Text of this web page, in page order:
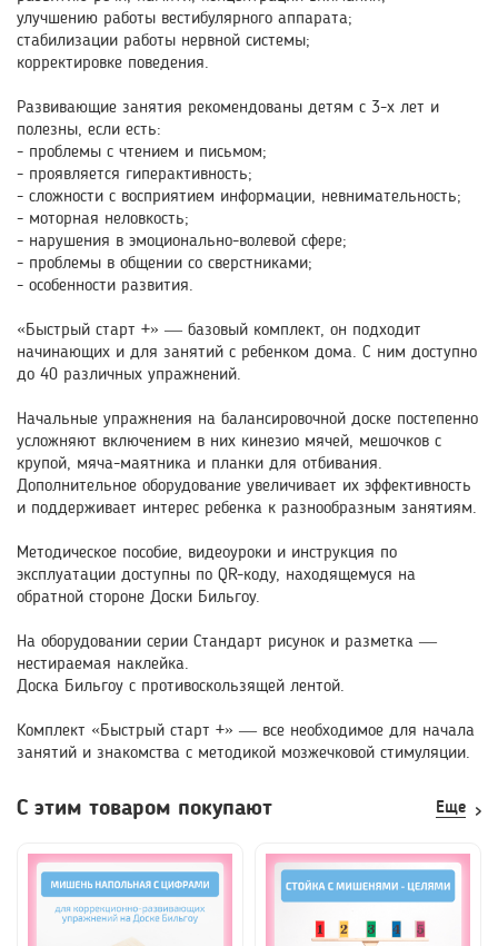
улучшению работы вестибулярного аппарата;
стабилизации работы нервной системы;
корректировке поведения.
Развивающие занятия рекомендованы детям с 3-х лет и
полезны, если есть:
- проблемы с чтением и письмом;
- проявляется гиперактивность;
- сложности с восприятием информации, невнимательность;
- моторная неловкость;
- нарушения в эмоционально-волевой сфере;
- проблемы в общении со сверстниками;
- особенности развития.
«Быстрый старт +» — базовый комплект, он подходит
начинающих и для занятий с ребенком дома. С ним доступно
до 40 различных упражнений.
Начальные упражнения на балансировочной доске постепенно
усложняют включением в них кинезио мячей, мешочков с
крупой, мяча-маятника и планки для отбивания.
Дополнительное оборудование увеличивает их эффективность
и поддерживает интерес ребенка к разнообразным занятиям.
Методическое пособие, видеоуроки и инструкция по
эксплуатации доступны по QR-коду, находящемуся на
обратной стороне Доски Бильгоу.
На оборудовании серии Стандарт рисунок и разметка —
нестираемая наклейка.
Доска Бильгоу с противоскользящей лентой.
Комплект «Быстрый старт +» — все необходимое для начала
занятий и знакомства с методикой мозжечковой стимуляции.
С этим товаром покупают